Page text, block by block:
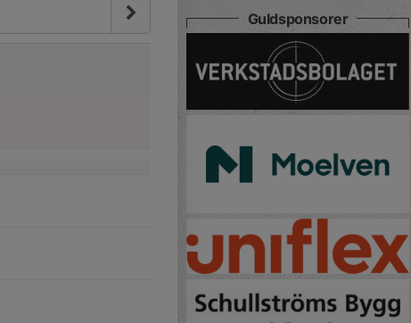
Guldsponsorer